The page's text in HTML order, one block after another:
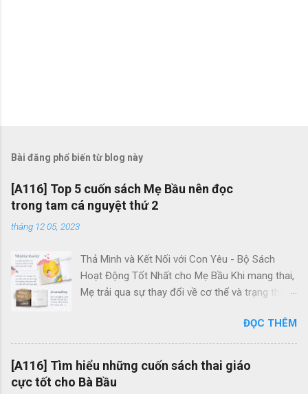
Bài đăng phổ biến từ blog này
[A116] Top 5 cuốn sách Mẹ Bầu nên đọc
trong tam cá nguyệt thứ 2
tháng 12 05, 2023
Thả Mình và Kết Nối với Con Yêu - Bộ Sách
Hoạt Động Tốt Nhất cho Mẹ Bầu Khi mang thai,
Mẹ trải qua sự thay đổi về cơ thể và trạng thái
thẳng và lo lắng. Điều này quan trọng vì bé yêu
trong bụng cũng có khả năng cảm nhận tâm
trạng của Mẹ. Tâm trạng tiêu cực của Mẹ có
thể tạo ra hormone cortisol, và thông qua
mạch máu, những hormone này cũng ảnh
ĐỌC THÊM
[A116] Tìm hiểu những cuốn sách thai giáo
cực tốt cho Bà Bầu